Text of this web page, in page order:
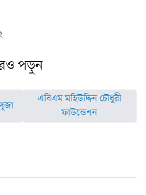
পড়ুন
এবিএম মহিউদ্দিন চৌধুরী
ফাউন্ডেশন